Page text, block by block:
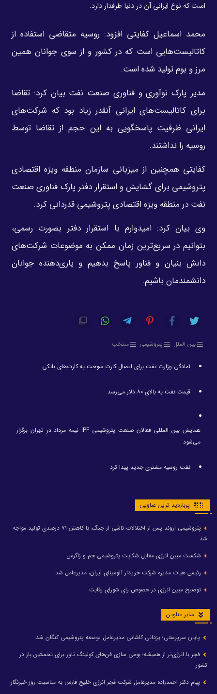
است که نوع ایرانی آن در دنیا طرفدار دارد.
محمد اسماعیل کفایتی افزود: روسیه متقاضی استفاده از
کاتالیست‌هایی است که در کشور و از سوی جوانان همین
مرز و بوم تولید شده است.
مدیر پارک نوآوری و فناوری صنعت نفت بیان کرد: تقاضا
برای کاتالیست‌های ایرانی آنقدر زیاد بود که شرکت‌های
ایرانی ظرفیت پاسخگویی به این حجم از تقاضا توسط
روسیه را نداشتند.
کفایتی همچنین از میزبانی سازمان منطقه ویژه اقتصادی
پتروشیمی برای گشایش و استقرار دفتر پارک فناوری صنعت
نفت در منطقه ویژه اقتصادی پتروشیمی قدردانی کرد.
وی بیان کرد: امیدوارم با استقرار دفتر بصورت رسمی،
بتوانیم در سریع‌ترین زمان ممکن به موضوعات شرکت‌های
دانش بنیان و فناور پاسخ بدهیم و یاری‌دهنده جوانان
دانشمندمان باشیم.
بین الملل پتروشیمی منتخب
آمادگی وزارت نفت برای اتصال کارت سوخت به کارت‌های بانکی
قیمت نفت به بالای ۸۰ دلار می‌رسد
همایش بین المللی فعالان صنعت پتروشیمی IPF نیمه مرداد در تهران برگزار
می‌شود
نفت روسیه مشتری جدید پیدا کرد
پربازدید ترین عناوین
پتروشیمی اروند پس از اختلالات ناشی از جنگ، با کاهش ۷۱ درصدی تولید مواجه
شد
شکست مبین انرژی مقابل شکایت پتروشیمی جم و زاگرس
رئیس هیات مدیره شرکت خریدار آلومینای ایران، مدیرعامل شد
توضیح مبین انرژی در خصوص رای شورای رقابت
سایر عناوین
پایان سرپرستی؛ یزدانی کاشانی مدیرعامل توسعه پتروشیمی کنگان شد.
فجر با انرژی‌تر از همیشه؛ بومی سازی فن‌های کولینگ تاور برای نخستین بار در
کشور
پیام دکتر احمدزاده مدیرعامل شرکت فجر انرژی خلیج فارس به مناسبت روز خبرنگار: